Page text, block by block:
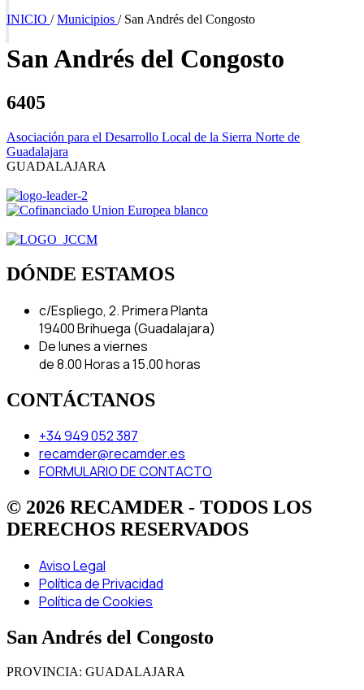
INICIO /Municipios / San Andrés del Congosto
San Andrés del Congosto
6405
Asociación para el Desarrollo Local de la Sierra Norte de
Guadalajara
GUADALAJARA
DÓNDE ESTAMOS
c/Espliego, 2. Primera Planta
19400 Brihuega (Guadalajara)
De lunes a viernes
de 8.00 Horas a 15.00 horas
CONTÁCTANOS
+34 949 052 387
recamder@recamder.es
FORMULARIO DE CONTACTO
© 2026 RECAMDER - TODOS LOS
DERECHOS RESERVADOS
Aviso Legal
Política de Privacidad
Política de Cookies
San Andrés del Congosto
PROVINCIA: GUADALAJARA